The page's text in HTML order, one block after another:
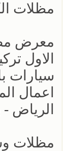
مظلات
معرض
الاول
اعمال
الرياض
مظلات